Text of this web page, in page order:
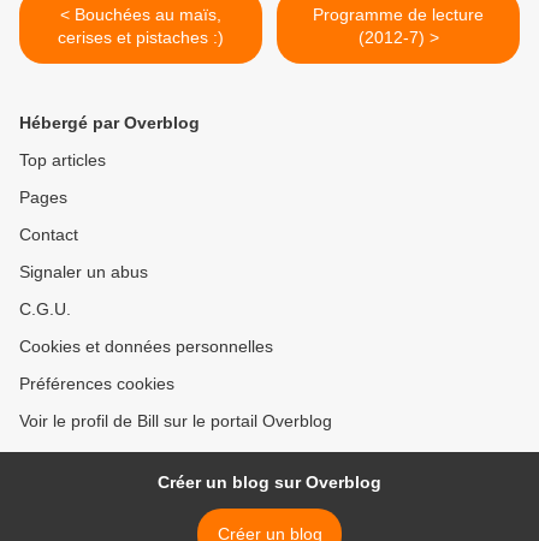
< Bouchées au maïs,
cerises et pistaches :)
Programme de lecture
(2012-7) >
Hébergé par Overblog
Top articles
Pages
Contact
Signaler un abus
C.G.U.
Cookies et données personnelles
Préférences cookies
Voir le profil de Bill sur le portail Overblog
Créer un blog sur Overblog
Créer un blog